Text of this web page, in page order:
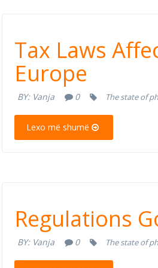
Tax Laws
Countries
Tax Laws
Europe
BY: Vanja 0 The state of
Lexo më shumë
Regulations
BY: Vanja 0 The state of